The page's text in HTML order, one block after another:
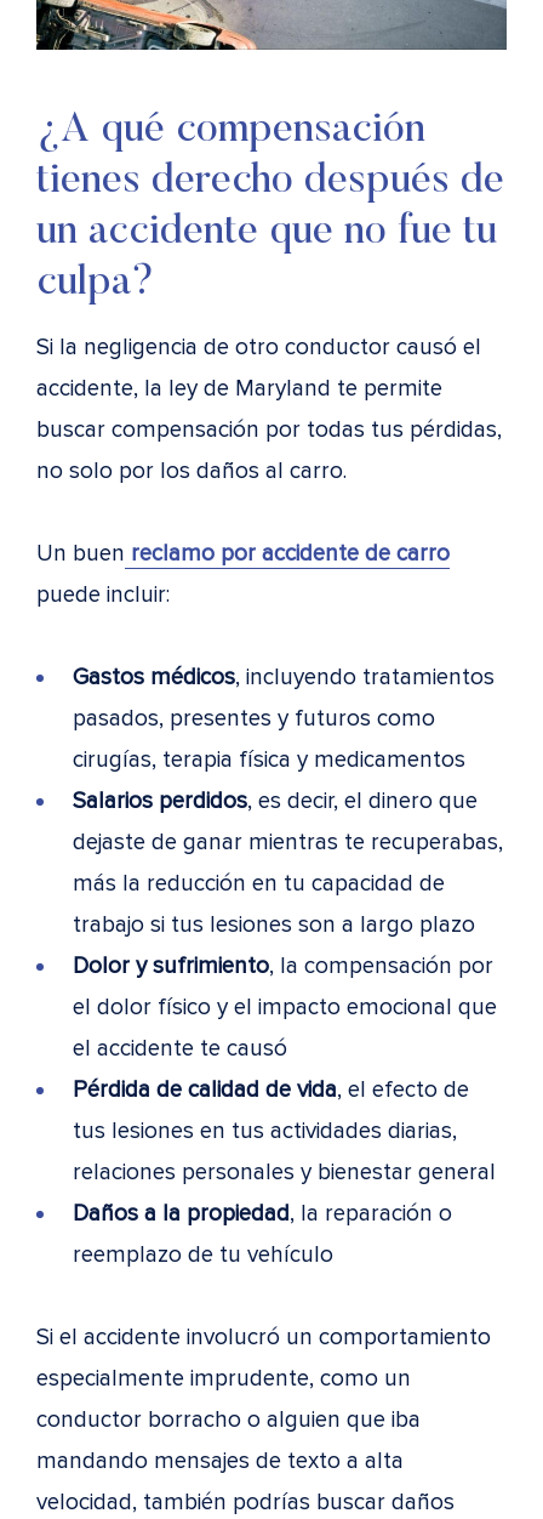
¿A qué compensación
tienes derecho después de
un accidente que no fue tu
culpa?
Si la negligencia de otro conductor causó el
accidente, la ley de Maryland te permite
buscar compensación por todas tus pérdidas,
no solo por los daños al carro.
Un buen reclamo por accidente de carro
puede incluir:
Gastos médicos, incluyendo tratamientos
pasados, presentes y futuros como
cirugías, terapia física y medicamentos
Salarios perdidos, es decir, el dinero que
dejaste de ganar mientras te recuperabas,
más la reducción en tu capacidad de
trabajo si tus lesiones son a largo plazo
Dolor y sufrimiento, la compensación por
el dolor físico y el impacto emocional que
el accidente te causó
Pérdida de calidad de vida, el efecto de
tus lesiones en tus actividades diarias,
relaciones personales y bienestar general
Daños a la propiedad, la reparación o
reemplazo de tu vehículo
Si el accidente involucró un comportamiento
especialmente imprudente, como un
conductor borracho o alguien que iba
mandando mensajes de texto a alta
velocidad, también podrías buscar daños